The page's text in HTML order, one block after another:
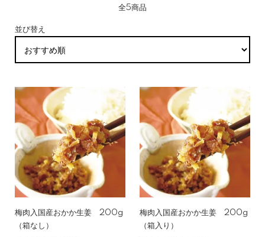
全5商品
並び替え
梅肉入国産おかか生姜 200g
（箱なし）
梅肉入国産おかか生姜 200g
（箱入り）